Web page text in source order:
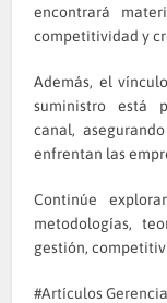
encontrará
competitividad y
Además, el
suministro está
canal,
enfrentan las
Continúe
metodologías,
gestión,
Artículos